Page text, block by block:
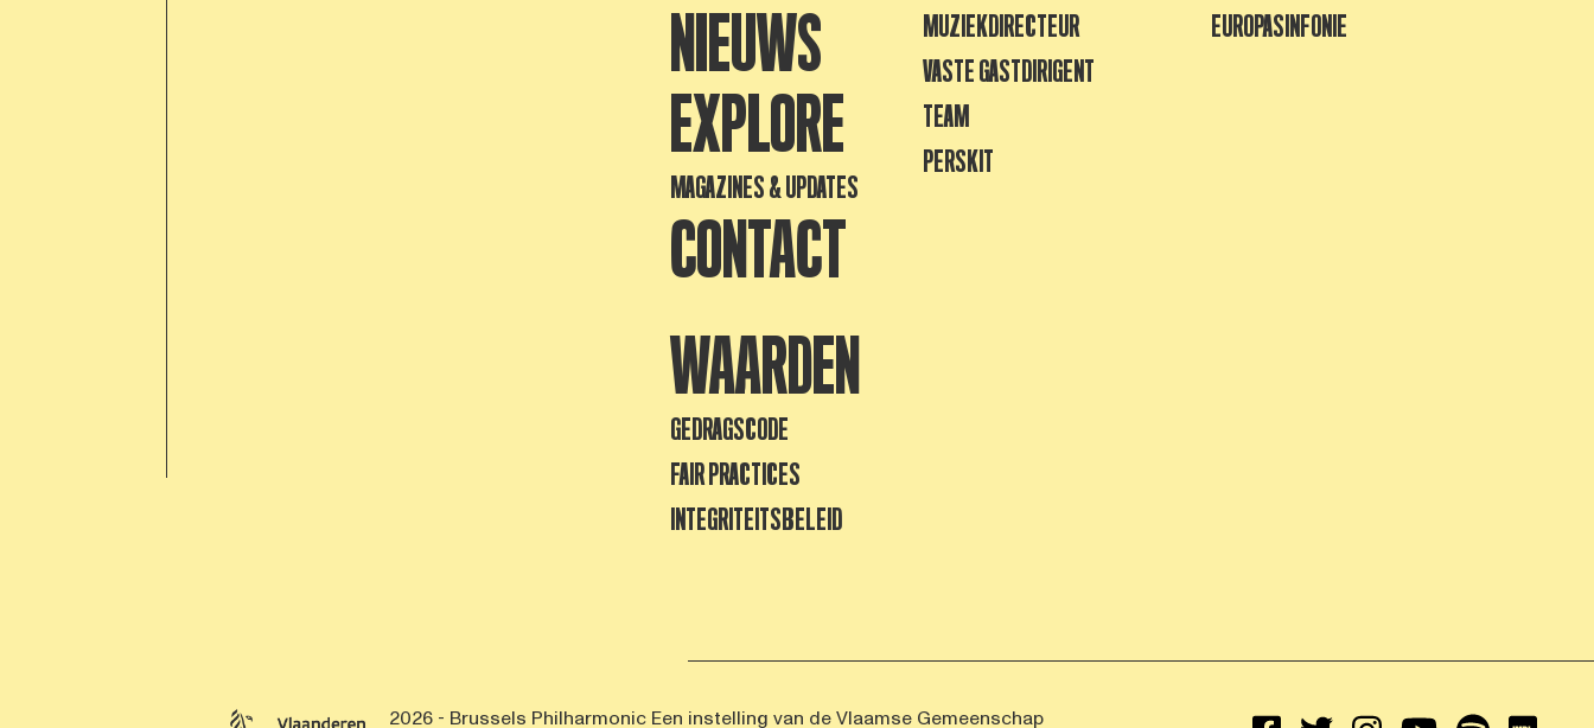
NIEUWS
EXPLORE
MAGAZINES & UPDATES
CONTACT
MUZIEKDIRECTEUR
VASTE GASTDIRIGENT
TEAM
PERSKIT
EUROPASINFONIE
WAARDEN
GEDRAGSCODE
FAIR PRACTICES
INTEGRITEITSBELEID
2026 - Brussels Philharmonic Een instelling van de Vlaamse Gemeenschap